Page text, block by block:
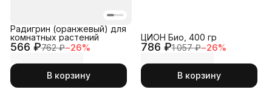
566 ₽762 ₽−26%
Радигрин (оранжевый) для
комнатных растений
В корзину
786 ₽1 057 ₽−26%
ЦИОН Био, 400 гр
В корзину